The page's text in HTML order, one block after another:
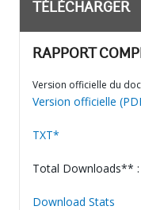
TÉLÉCHARGER
RAPPORT
Version officielle du
Version officielle
TXT*
Total Downloads**
Download Stats